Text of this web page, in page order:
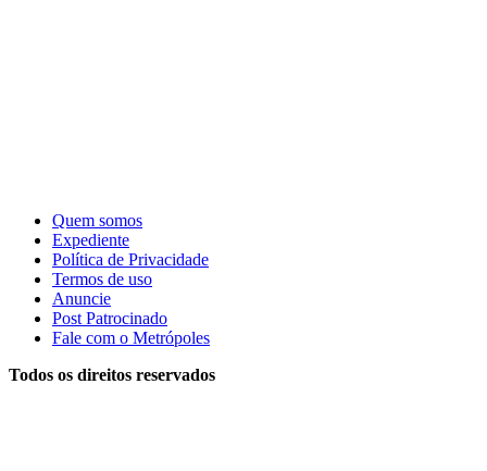
Quem somos
Expediente
Política de Privacidade
Termos de uso
Anuncie
Post Patrocinado
Fale com o Metrópoles
Todos os direitos reservados